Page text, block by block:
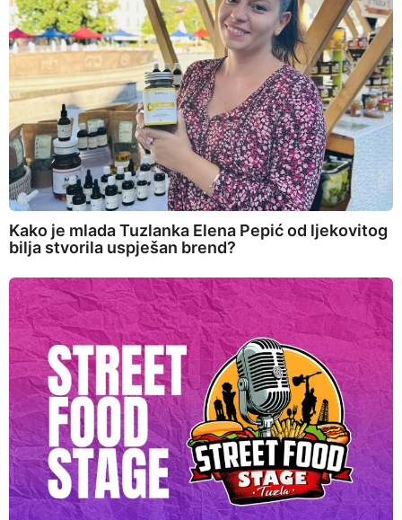
Kako je mlada Tuzlanka Elena Pepić od ljekovitog
bilja stvorila uspješan brend?